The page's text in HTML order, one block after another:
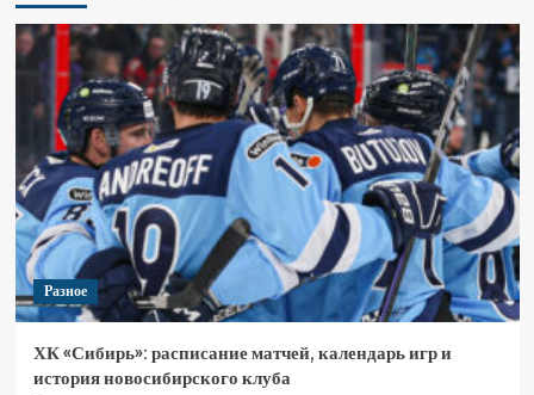
Разное
ХК «Сибирь»: расписание матчей, календарь игр и
история новосибирского клуба